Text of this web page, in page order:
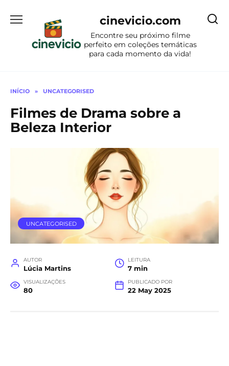
para
conteúdo
cinevicio.com
Encontre seu próximo filme
perfeito em coleções temáticas
para cada momento da vida!
INÍCIO » UNCATEGORISED
Filmes de Drama sobre a
Beleza Interior
UNCATEGORISED
AUTOR
Lúcia Martins
LEITURA
7 min
VISUALIZAÇÕES
80
PUBLICADO POR
22 May 2025